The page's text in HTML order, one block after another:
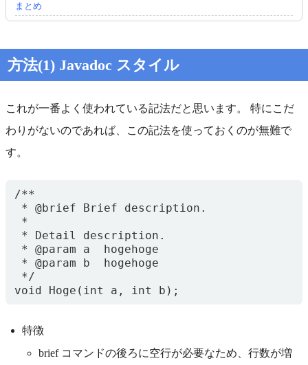
まとめ
方法(1) Javadoc スタイル
これが一番よく使われている記法だと思います。 特にこだ
わりがないのであれば、この記法を使っておくのが無難で
す。
/**
* @brief Brief description.
*
* Detail description.
* @param a  hogehoge
* @param b  hogehoge
*/
特徴
brief コマンドの後ろに空行が必要なため、行数が増